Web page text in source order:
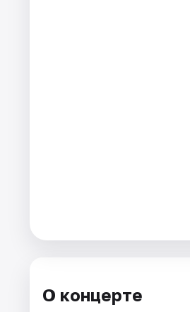
О концерте